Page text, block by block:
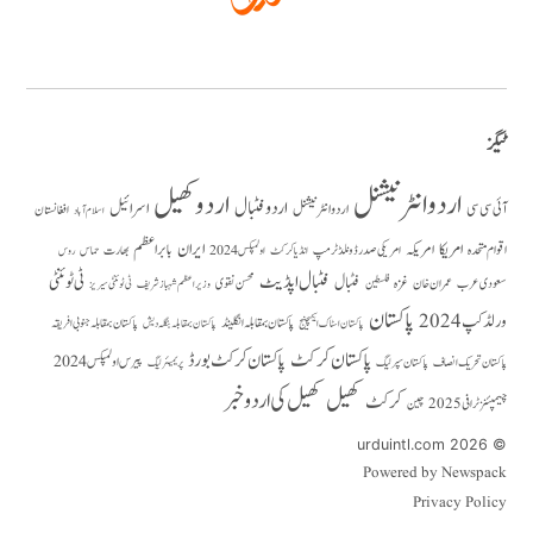
ٹیگز
آئی سی سی اردو انٹرنیشنل اردو انٹر نیشنل اردو فٹبالاردو کھیل اسرائیل اسلام آباد افغانستان
اقوام متحدہ امریکا امریکہ امریکی صدر ڈونلڈ ٹرمپ انڈیا کرکٹ اولمپکس 2024 ایران بابر اعظم بھارت حماس روس
سعودی عرب عمران خان غزہ فلسطین فٹبال فٹبال اپڈیٹ محسن نقوی وزیراعظم شہباز شریف ٹی ٹوئنٹی سیریز ٹی ٹوئنٹی
ورلڈ کپ 2024
پاکستان پاکستان اسٹاک ایکسچینج پاکستان بمقابلہ انگلینڈ پاکستان بمقابلہ بنگلہ دیش پاکستان بمقابلہ جنوبی افریقہ
پاکستان تحریک انصاف پاکستان سپر لیگ پاکستان کرکٹ پاکستان کرکٹ بورڈ پریمیئر لیگ پیرس اولمپکس 2024
چیمپئنز ٹرافی 2025 چین کرکٹ کھیل کھیل کی اردو خبر
© 2026 urduintl.com
Powered by Newspack
Privacy Policy